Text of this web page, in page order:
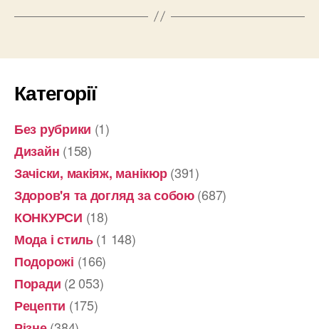
Категорії
Без рубрики (1)
Дизайн (158)
Зачіски, макіяж, манікюр(391)
Здоров'я та догляд за собою(687)
КОНКУРСИ (18)
Мода і стиль(1 148)
Подорожі (166)
Поради (2 053)
Рецепти (175)